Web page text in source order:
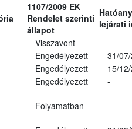
1107/2009 EK
Rendelet szerinti
állapot
lejárati
Visszavont
Engedélyezett
31/
Engedélyezett
15/
Engedélyezett
-
Folyamatban -